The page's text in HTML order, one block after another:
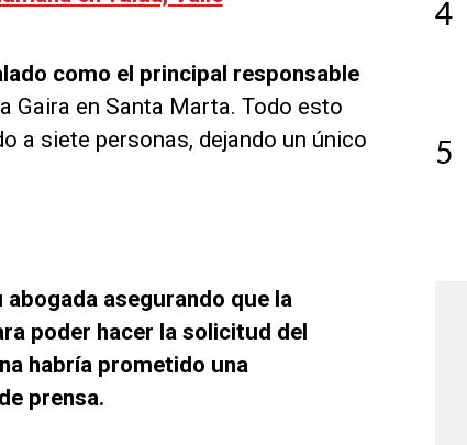
como el principal responsable
Gaira en Santa Marta. Todo esto
a siete personas, dejando un único
asegurando que la
poder hacer la solicitud del
habría prometido una
prensa.
4
5